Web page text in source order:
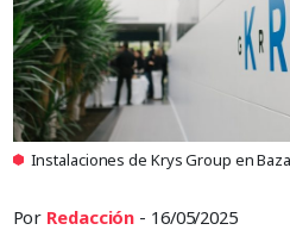
Instalaciones de Krys Group en
Por Redacción - 16/05/2025